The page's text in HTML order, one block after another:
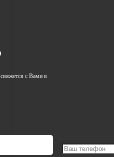
с Вами в